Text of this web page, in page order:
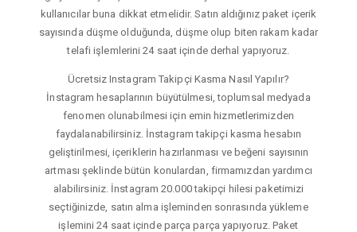
kullanıcılar buna dikkat etmelidir. Satın aldığınız paket içerik
sayısında düşme olduğunda, düşme olup biten rakam kadar
telafi işlemlerini 24 saat içinde derhal yapıyoruz.
Ücretsiz Instagram Takipçi Kasma Nasıl Yapılır?
İnstagram hesaplarının büyütülmesi, toplumsal medyada
fenomen olunabilmesi için emin hizmetlerimizden
faydalanabilirsiniz. İnstagram takipçi kasma hesabın
geliştirilmesi, içeriklerin hazırlanması ve beğeni sayısının
artması şeklinde bütün konulardan, firmamızdan yardımcı
alabilirsiniz. İnstagram 20.000 takipçi hilesi paketimizi
seçtiğinizde, satın alma işleminden sonrasında yükleme
işlemini 24 saat içinde parça parça yapıyoruz. Paket